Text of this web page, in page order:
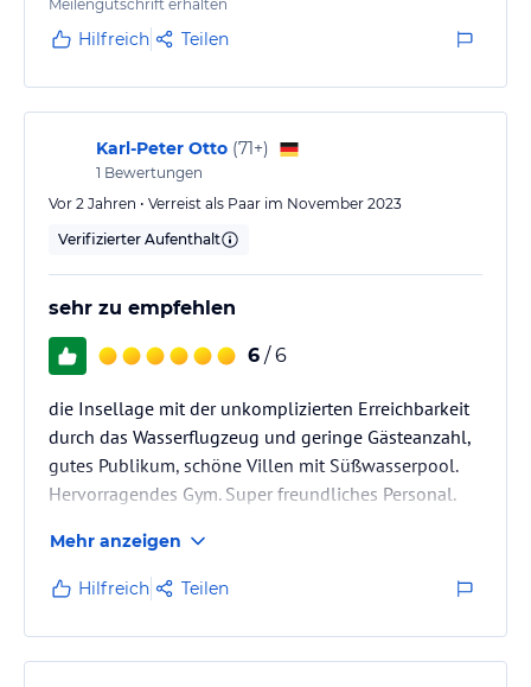
Reisser via Airtours vorgenommen. Gebucht haben
wir 5 Nächte Robinson Crusoe Suite with Pool und 5
Die Verpflegungsart war für die 10 Nächte
Halbpension. Die Kosten sind über die Webseite von
Soneva und/oder Airtours ersichtlich und für ein
Resort dieser Güte hoch. Zur Hauptsaison im
Januar/Februar liegen diese im mittleren 5-stelligen
Bereich,…
Meilengutschrift erhalten
Hilfreich Teilen
Karl-Peter Otto (71+)
1 Bewertungen
Vor 2 Jahren • Verreist als Paar im November 2023
Verifizierter Aufenthalt
sehr zu empfehlen
6 / 6
die Insellage mit der unkomplizierten Erreichbarkeit
durch das Wasserflugzeug und geringe Gästeanzahl,
gutes Publikum, schöne Villen mit Süßwasserpool.
Hervorragendes Gym. Super freundliches Personal.
Mehr anzeigen
Hilfreich Teilen